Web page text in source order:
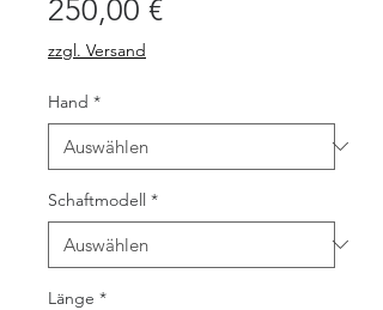
250,00 €Preis
zzgl. Versand
Hand *
Schaftmodell *
Länge *